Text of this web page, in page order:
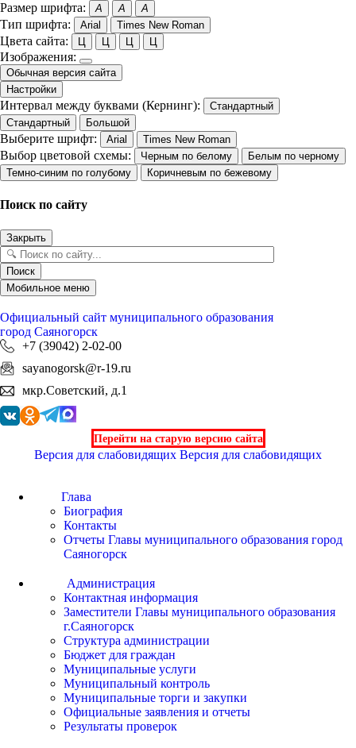
Размер шрифта: A A A
Тип шрифта: Arial Times New Roman
Цвета сайта: Ц Ц Ц Ц
Изображения:
Обычная версия сайта
Настройки
Интервал между буквами (Кернинг):
Стандартный
Стандартный
Большой
Выберите шрифт: Arial Times New Roman
Выбор цветовой схемы: Черным по белому
Белым по черному
Темно-синим по голубому
Коричневым по бежевому
Поиск по сайту
Закрыть
Поиск
Мобильное меню
Официальный сайт муниципального образования
город Саяногорск
+7 (39042) 2-02-00
sayanogorsk@r-19.ru
мкр.Советский, д.1
Перейти на старую версию сайта
Версия для слабовидящих Версия для слабовидящих
Глава
Биография
Контакты
Отчеты Главы муниципального образования город
Саяногорск
Администрация
Контактная информация
Заместители Главы муниципального образования
г.Саяногорск
Структура администрации
Бюджет для граждан
Муниципальные услуги
Муниципальный контроль
Муниципальные торги и закупки
Официальные заявления и отчеты
Результаты проверок